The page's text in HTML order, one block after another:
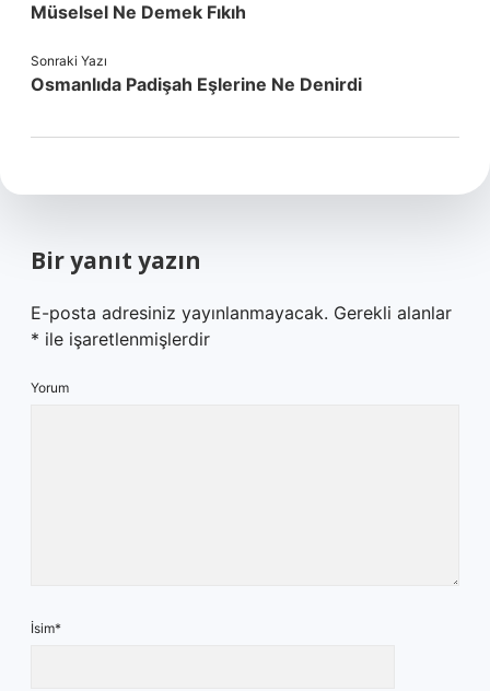
Müselsel Ne Demek Fıkıh
Sonraki Yazı
Osmanlıda Padişah Eşlerine Ne Denirdi
Bir yanıt yazın
E-posta adresiniz yayınlanmayacak. Gerekli alanlar
* ile işaretlenmişlerdir
Yorum
İsim*